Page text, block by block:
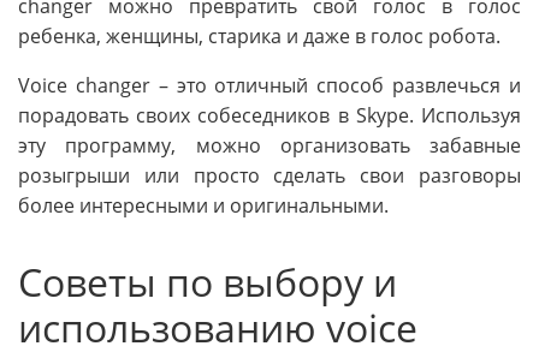
changer можно превратить свой голос в голос
ребенка, женщины, старика и даже в голос робота.
Voice changer – это отличный способ развлечься и
порадовать своих собеседников в Skype. Используя
эту программу, можно организовать забавные
розыгрыши или просто сделать свои разговоры
более интересными и оригинальными.
Советы по выбору и
использованию voice